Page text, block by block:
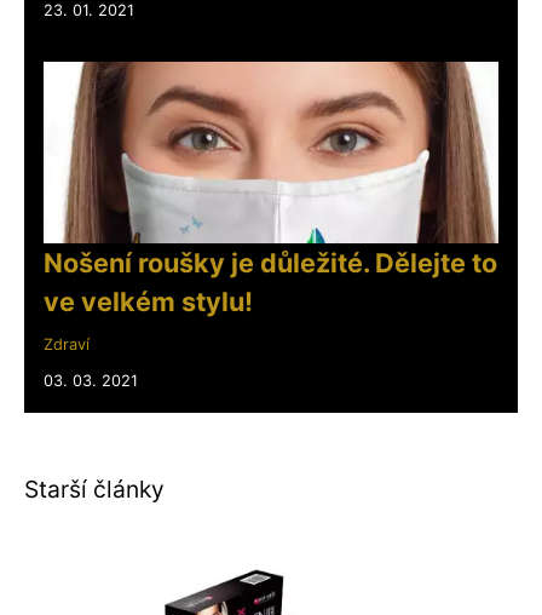
23. 01. 2021
Nošení roušky je důležité. Dělejte to
ve velkém stylu!
Zdraví
03. 03. 2021
Starší články